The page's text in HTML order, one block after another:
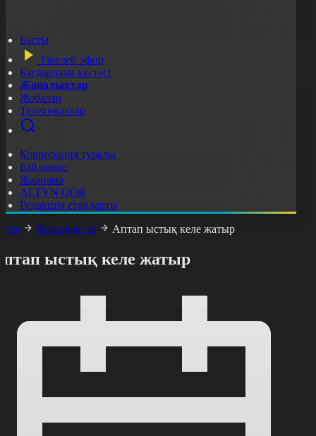
Басты
Тікелей эфир
Бағдарлама кестесі
Жаңалықтар
Жобалар
Телехикаялар
Корпорация туралы
Байланыс
Жарнама
ALTYN QOR
Редакция стандарты
Жаңалықтар Аптап ыстық келе жатыр
ыстық келе жатыр